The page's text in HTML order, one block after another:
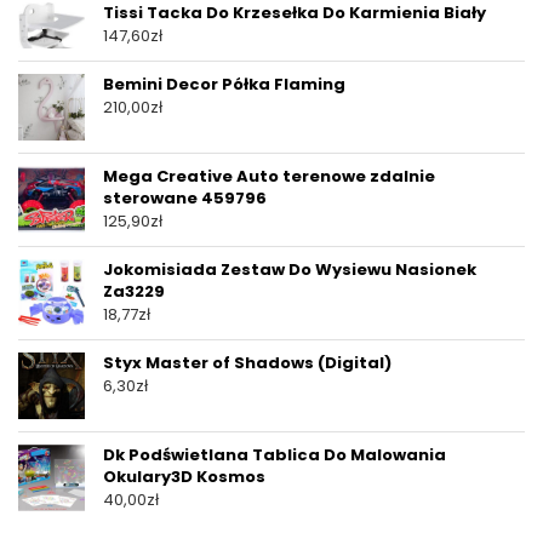
Tissi Tacka Do Krzesełka Do Karmienia Biały
147,60zł
Bemini Decor Półka Flaming
210,00zł
Mega Creative Auto terenowe zdalnie
sterowane 459796
125,90zł
Jokomisiada Zestaw Do Wysiewu Nasionek
Za3229
18,77zł
Styx Master of Shadows (Digital)
6,30zł
Dk Podświetlana Tablica Do Malowania
Okulary3D Kosmos
40,00zł